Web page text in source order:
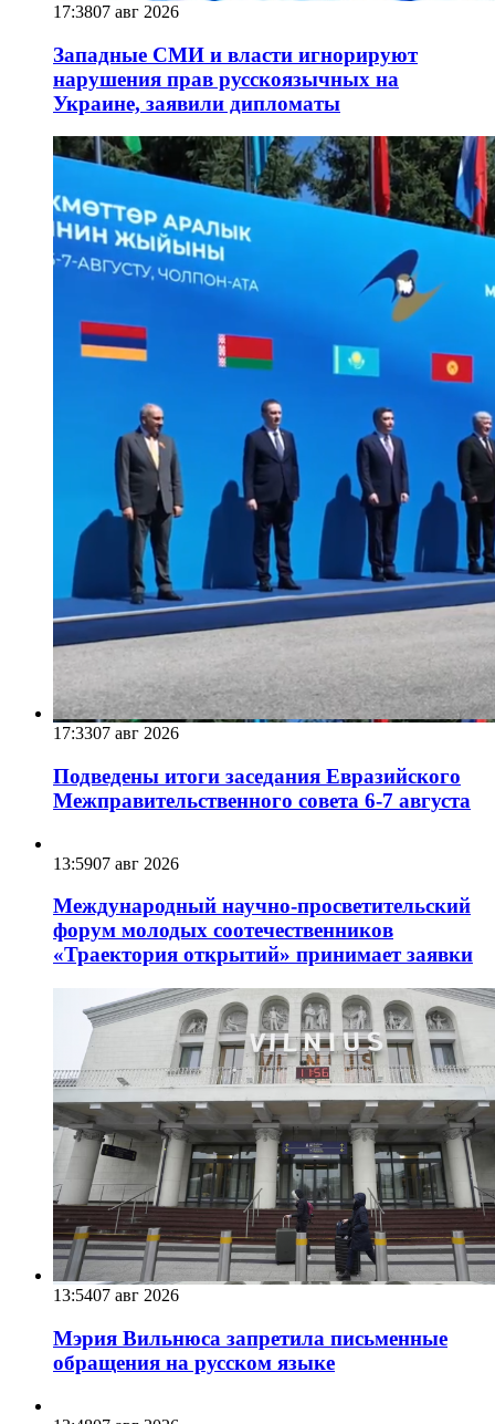
17:3807 авг 2026
Западные СМИ и власти игнорируют
нарушения прав русскоязычных на
Украине, заявили дипломаты
17:3307 авг 2026
Подведены итоги заседания Евразийского
Межправительственного совета 6-7 августа
13:5907 авг 2026
Международный научно-просветительский
форум молодых соотечественников
«Траектория открытий» принимает заявки
13:5407 авг 2026
Мэрия Вильнюса запретила письменные
обращения на русском языке